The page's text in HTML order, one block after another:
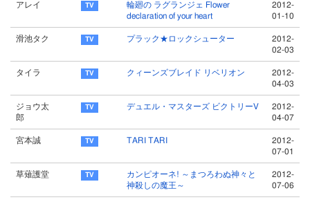
アレイ
輪廻の ラグランジェ Flower
declaration of your heart
2012-
01-10
滑池タク プラック★ロックシューター
2012-
02-03
タイラ クィーンズブレイド リベリオン
2012-
04-03
ジョウ太
郎
デュエル・マスターズ ビクトリーV
2012-
04-07
宮本誠 TARI TARI
2012-
07-01
草薙護堂
カンピオーネ! ～まつろわぬ神々と
神殺しの魔王～
2012-
07-06